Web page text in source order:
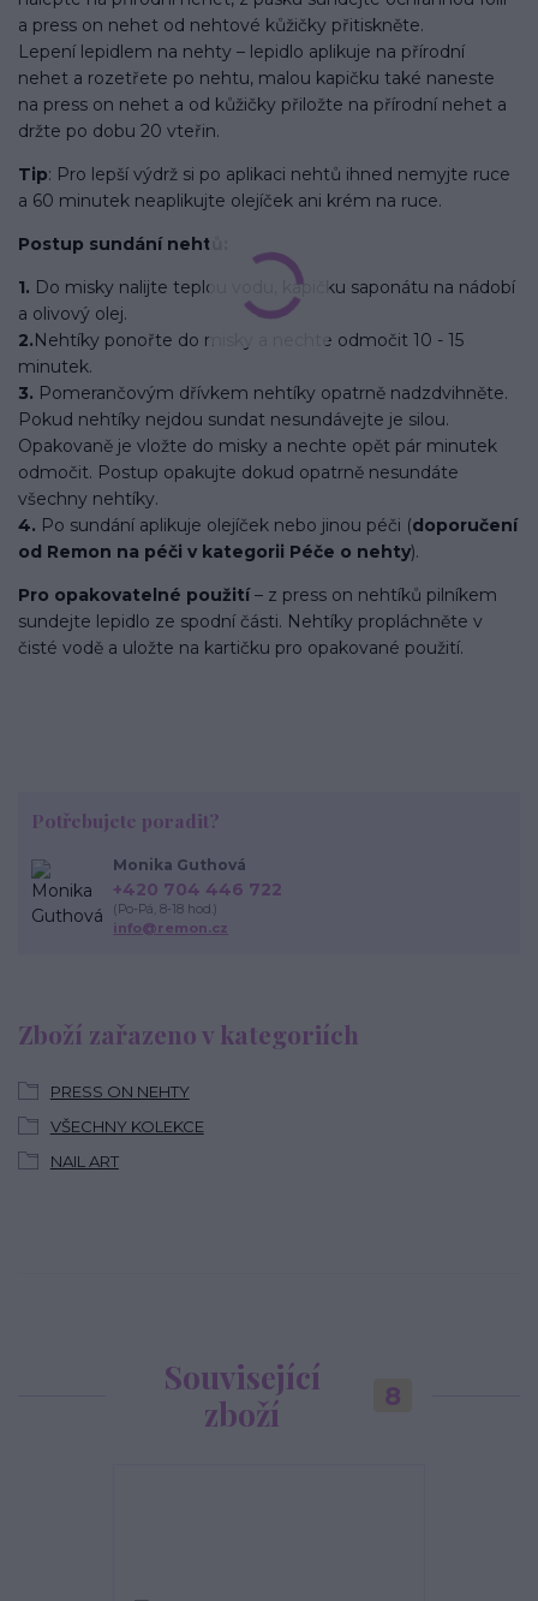
a press on nehet od nehtové kůžičky přitiskněte.
Lepení lepidlem na nehty – lepidlo aplikuje na přírodní
nehet a rozetřete po nehtu, malou kapičku také naneste
na press on nehet a od kůžičky přiložte na přírodní nehet a
držte po dobu 20 vteřin.
Tip: Pro lepší výdrž si po aplikaci nehtů ihned nemyjte ruce
a 60 minutek neaplikujte olejíček ani krém na ruce.
Postup sundání nehtů:
1. Do misky nalijte teplou vodu, kapičku saponátu na nádobí
a olivový olej.
2.Nehtíky ponořte do misky a nechte odmočit 10 - 15
minutek.
3. Pomerančovým dřívkem nehtíky opatrně nadzdvihněte.
Pokud nehtíky nejdou sundat nesundávejte je silou.
Opakovaně je vložte do misky a nechte opět pár minutek
odmočit. Postup opakujte dokud opatrně nesundáte
všechny nehtíky.
4. Po sundání aplikuje olejíček nebo jinou péči (doporučení
od Remon na péči v kategorii Péče o nehty).
Pro opakovatelné použití– z press on nehtíků pilníkem
sundejte lepidlo ze spodní části. Nehtíky propláchněte v
čisté vodě a uložte na kartičku pro opakované použití.
Zboží zařazeno v kategoriích
PRESS ON NEHTY
VŠECHNY KOLEKCE
NAIL ART
Potřebujete poradit?
Monika Guthová
+420 704 446 722
(Po-Pá, 8-18 hod.)
info@remon.cz
Související
zboží
8